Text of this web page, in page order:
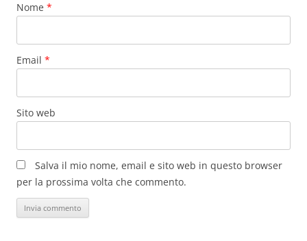
Nome *
Email *
Sito web
Salva il mio nome, email e sito web in questo browser
per la prossima volta che commento.